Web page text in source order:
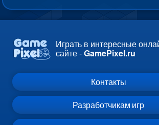
Играть в интересные
сайте -GamePixel.ru
Контакты
Разработчикам игр